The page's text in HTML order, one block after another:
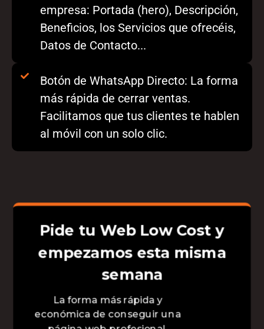
empresa: Portada (hero), Descripción,
Beneficios, los Servicios que ofrecéis,
Datos de Contacto...
Botón de WhatsApp Directo: La forma
más rápida de cerrar ventas.
Facilitamos que tus clientes te hablen
al móvil con un solo clic.
Pide tu Web Low Cost y
empezamos esta misma
semana
La forma más rápida y
económica de conseguir una